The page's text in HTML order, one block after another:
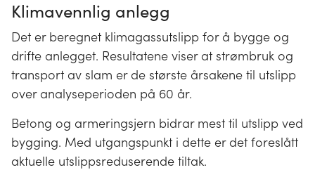
Klimavennlig anlegg
Det er beregnet klimagassutslipp for å bygge og
drifte anlegget. Resultatene viser at strømbruk og
transport av slam er de største årsakene til utslipp
over analyseperioden på 60 år.
Betong og armeringsjern bidrar mest til utslipp ved
bygging. Med utgangspunkt i dette er det foreslått
aktuelle utslippsreduserende tiltak.